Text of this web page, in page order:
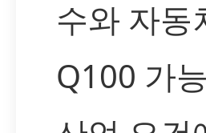
수와 자동
Q100 가